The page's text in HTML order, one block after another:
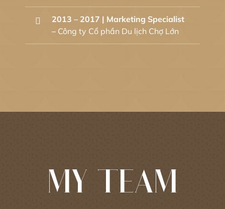
2013 – 2017 | Marketing Specialist
– Công ty Cổ phần Du lịch Chợ Lớn
MY TEAM